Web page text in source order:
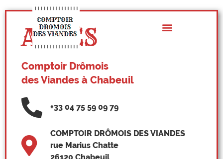
ACCÈS
Comptoir Drômois
des Viandes à Chabeuil
+33 04 75 59 09 79
COMPTOIR DRÔMOIS DES VIANDES
rue Marius Chatte
26120 Chabeuil
Panneau de gestion des cookies